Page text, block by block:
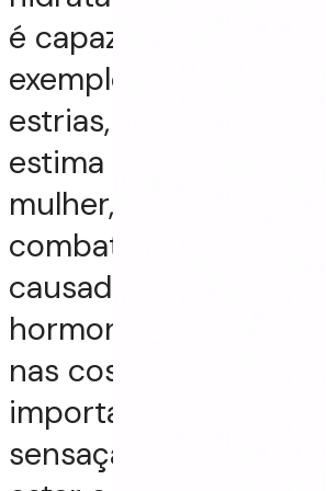
é capaz de prevenir,
exemplo, o
estrias, o que
estima e auto-imagem
mulher, além de
combate à fadiga e
causados pelas
hormonais. Em caso
nas costas, braços e
importante buscar
sensação de